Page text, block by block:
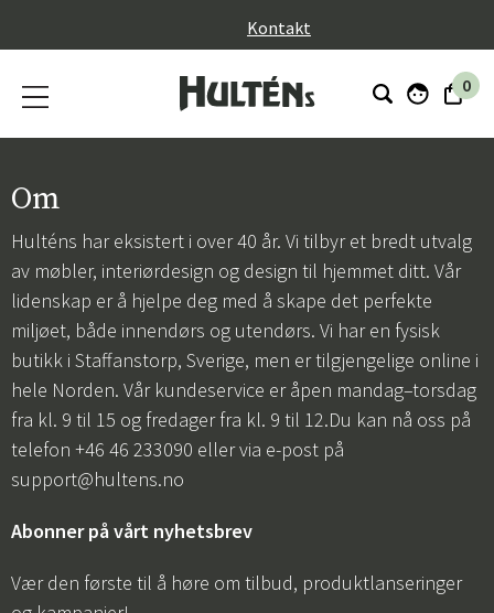
Kontakt
0
Om
Hulténs har eksistert i over 40 år. Vi tilbyr et bredt utvalg
av møbler, interiørdesign og design til hjemmet ditt. Vår
lidenskap er å hjelpe deg med å skape det perfekte
miljøet, både innendørs og utendørs. Vi har en fysisk
butikk i Staffanstorp, Sverige, men er tilgjengelige online i
hele Norden. Vår kundeservice er åpen mandag–torsdag
fra kl. 9 til 15 og fredager fra kl. 9 til 12.Du kan nå oss på
telefon +46 46 233090 eller via e-post på
support@hultens.no
Abonner på vårt nyhetsbrev
Vær den første til å høre om tilbud, produktlanseringer